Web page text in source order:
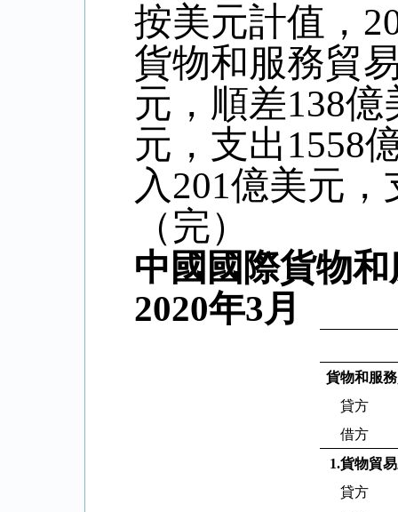
按美元計值，
貨物和服務貿
元，順差138億
元，支出1558
入201億美元，
（完）
中國國際貨物
2020年3月
貨物和服
貸方
借方
1.貨物貿
貸方